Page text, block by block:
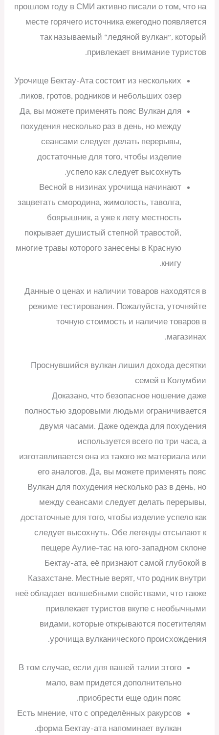
прошлом году в СМИ активно писали о том, что на
месте горячего источника ежегодно появляется
так называемый “ледяной вулкан”, который
привлекает внимание туристов.
Урочище Бектау-Ата состоит из нескольких
пиков, гротов, родников и небольших озер.
Да, вы можете применять пояс Вулкан для
похудения несколько раз в день, но между
сеансами следует делать перерывы,
достаточные для того, чтобы изделие
успело как следует высохнуть.
Весной в низинах урочища начинают
зацветать смородина, жимолость, таволга,
боярышник, а уже к лету местность
покрывает душистый степной травостой,
многие травы которого занесены в Красную
книгу.
Данные о ценах и наличии товаров находятся в
режиме тестирования. Пожалуйста, уточняйте
точную стоимость и наличие товаров в
магазинах.
Проснувшийся вулкан лишил дохода десятки
семей в Колумбии
Доказано, что безопасное ношение даже
полностью здоровыми людьми ограничивается
двумя часами. Даже одежда для похудения
используется всего по три часа, а
изготавливается она из такого же материала или
его аналогов. Да, вы можете применять пояс
Вулкан для похудения несколько раз в день, но
между сеансами следует делать перерывы,
достаточные для того, чтобы изделие успело как
следует высохнуть. Обе легенды отсылают к
пещере Аулие-тас на юго-западном склоне
Бектау-ата, её признают самой глубокой в
Казахстане. Местные верят, что родник внутри
неё обладает волшебными свойствами, что также
привлекает туристов вкупе с необычными
видами, которые открываются посетителям
урочища вулканического происхождения.
В том случае, если для вашей талии этого
мало, вам придется дополнительно
приобрести еще один пояс.
Есть мнение, что с определённых ракурсов
форма Бектау-ата напоминает вулкан.